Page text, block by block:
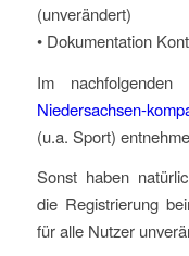
(unverändert)
• Dokumentation
Im
Niedersachsen-
(u.a. Sport)
Sonst haben
die Registrierung
für alle Nutzer